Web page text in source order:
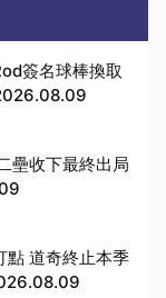
簽名球棒換取
壘收下最終出局
點 道奇終止本季